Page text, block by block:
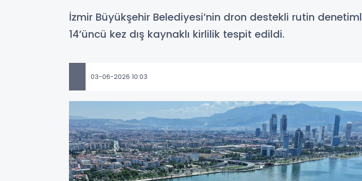
İzmir Büyükşehir Belediyesi’nin dron destekli rutin
14’üncü kez dış kaynaklı kirlilik tespit edildi.
03-06-2026 10:03